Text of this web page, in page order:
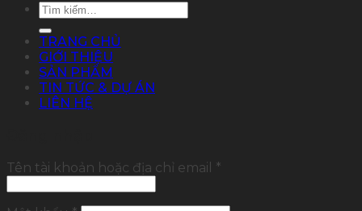
Tìm
kiếm:
TRANG CHỦ
GIỚI THIỆU
SẢN PHẨM
TIN TỨC & DỰ ÁN
LIÊN HỆ
Tên tài khoản hoặc địa chỉ email *